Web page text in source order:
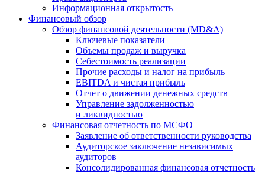
Информационная открытость
Финансовый обзор
Обзор финансовой деятельности (MD&A)
Ключевые показатели
Объемы продаж и выручка
Себестоимость реализации
Прочие расходы и налог на прибыль
EBITDA и чистая прибыль
Отчет о движении денежных средств
Управление задолженностью
и ликвидностью
Финансовая отчетность по МСФО
Заявление об ответственности руководства
Аудиторское заключение независимых
аудиторов
Консолидированная финансовая отчетность